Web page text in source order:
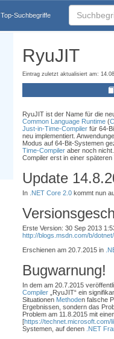
Top-Suchbegriffe
RyuJIT
Eintrag zuletzt aktualisiert am:
RyuJIT ist der Name für die
Common Language Runtime(
Just-in-Time-Compilerfür 64-
neu implementiert.
Modus auf 64-Bit-Systemen
Time-Compileraber noch
Compiler erst in einer späteren
Update
In .NET Core 2.0kommt nun
Erste Version: 30 Sep 2013
http://blogs.msdn.com/b/
Erschienen am 20.7.2015 in
Bugwarnung!
In dem am 20.7.2015
Compiler„RyuJIT“ ein
Situationen Methoden falsche
Ergebnissen, sondern das
Problem am 11.8.2015 mit
[https://
Systemen, auf denen .NET